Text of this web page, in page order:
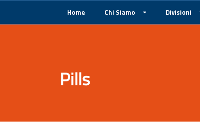
Home Chi Siamo Divisioni
Pills